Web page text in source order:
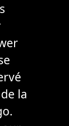
la